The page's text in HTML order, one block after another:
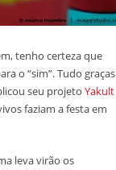
tenho certeza que
o “sim”. Tudo graças
seu projeto Yakult
faziam a festa em
leva virão os